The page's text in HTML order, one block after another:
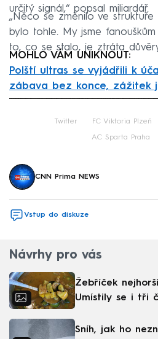
určitý signál,“ popsal miliardář.
„Něco se změnilo ve struktuře
bylo tohle. My jsme
to, co se stalo, je ztráta
MOHLO VÁM UNIKNOUT:
Polští ultras se vyjádřili k
zábava bez konce, zážitek
Twitter FC Viktoria Plzeň
AC Sparta Praha
CNN Prima NEWS
Vstup do diskuze
Návrhy pro vás
Žebříček
Umístily se i tři
Sníh, jak ho